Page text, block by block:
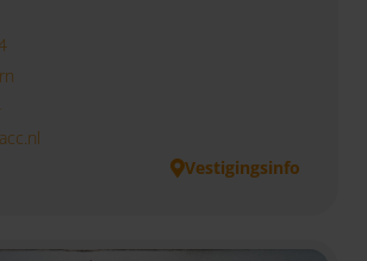
Vestigingsinfo